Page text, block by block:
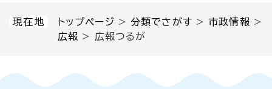
現在地 トップページ >分類でさがす >市政情報 >
広報 > 広報つるが